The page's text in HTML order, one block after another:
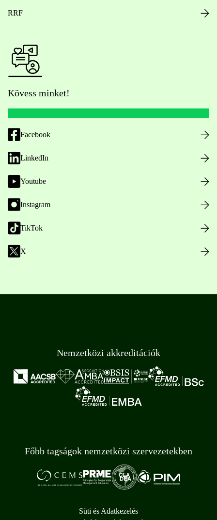
RRF
Kövess minket!
Facebook
LinkedIn
Youtube
Instagram
TikTok
X
Nemzetközi akkreditációk
Főbb tagságok nemzetközi szervezetekben
Süti és Adatkezelés